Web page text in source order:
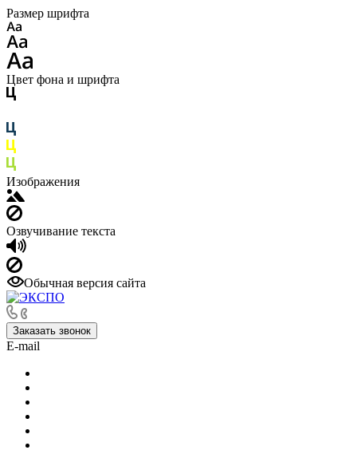
Размер шрифта
Цвет фона и шрифта
Изображения
Озвучивание текста
Обычная версия сайта
Заказать звонок
E-mail